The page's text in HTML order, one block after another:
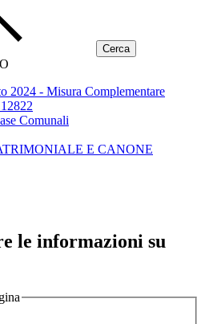
2024 - Misura Complementare
Comunali
E CANONE
le informazioni su